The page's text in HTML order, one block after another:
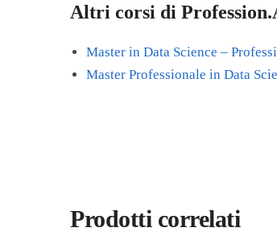
Altri corsi di
Master in Data Science –
Master Professionale in Data
Prodotti correlati